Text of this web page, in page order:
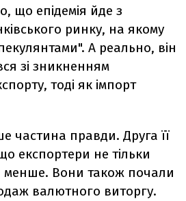
що епідемія йде з
ринку, на якому
А реально, він
зі зникненням
тоді як імпорт
частина правди. Друга її
експортери не тільки
менше. Вони також почали
валютного виторгу.